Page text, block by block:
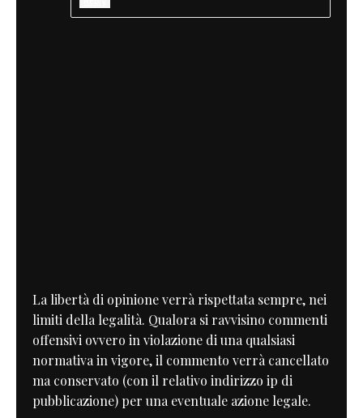
La libertà di opinione verrà rispettata sempre, nei
limiti della legalità. Qualora si ravvisino commenti
offensivi ovvero in violazione di una qualsiasi
normativa in vigore, il commento verrà cancellato
ma conservato (con il relativo indirizzo ip di
pubblicazione) per una eventuale azione legale.